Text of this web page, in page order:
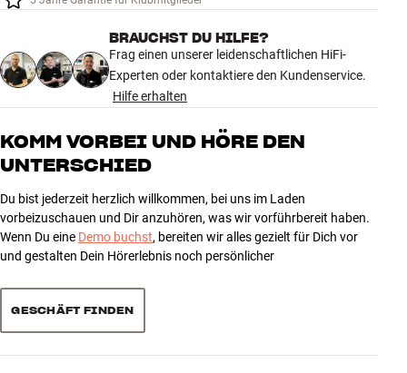
INSPIRATION
MARKEN
NEUHEITEN
ANGEBOTE
Store Finden
Kundendienst
Kundendienst
BRAUCHST DU HILFE?
Frag einen unserer leidenschaftlichen HiFi-
Experten oder kontaktiere den Kundenservice.
Hilfe erhalten
KOMM VORBEI UND HÖRE DEN
UNTERSCHIED
Du bist jederzeit herzlich willkommen, bei uns im Laden
vorbeizuschauen und Dir anzuhören, was wir vorführbereit haben.
Wenn Du eine Demo buchst, bereiten wir alles gezielt für Dich vor
und gestalten Dein Hörerlebnis noch persönlicher
GESCHÄFT FINDEN